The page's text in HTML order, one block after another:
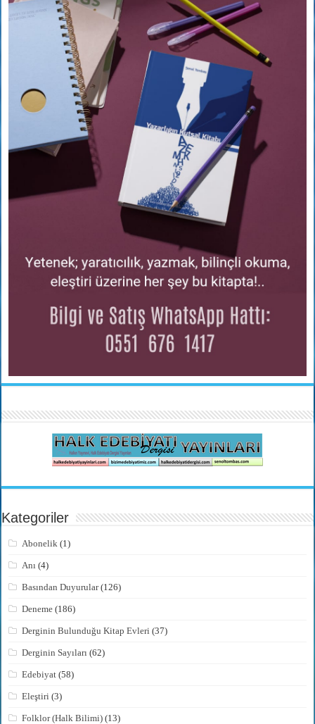
Kategoriler
Abonelik (1)
Anı (4)
Basından Duyurular(126)
Deneme (186)
Derginin Bulunduğu Kitap Evleri (37)
Derginin Sayıları (62)
Edebiyat (58)
Eleştiri (3)
Folklor (Halk Bilimi) (13)